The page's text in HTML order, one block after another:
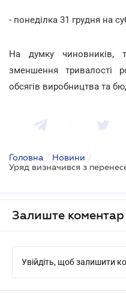
- понеділка 31 грудня на
На думку чиновників,
зменшення тривалості
обсягів виробництва та
Головна / Новини /
Залиште коментар
Увійдіть, щоб залишити